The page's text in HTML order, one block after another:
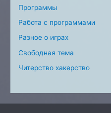
Программы
Работа с программами
Разное о играх
Свободная тема
Читерство хакерство